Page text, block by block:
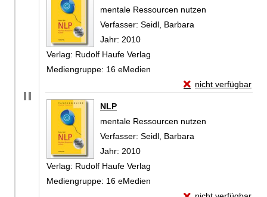
mentale Ressourcen nutzen
Verfasser: Seidl, Barbara
Jahr: 2010
Verlag: Rudolf Haufe Verlag
Mediengruppe: 16 eMedien
nicht verfügbar
Exemplar-Details
NLP
mentale Ressourcen nutzen
Verfasser: Seidl, Barbara
Jahr: 2010
Verlag: Rudolf Haufe Verlag
Mediengruppe: 16 eMedien